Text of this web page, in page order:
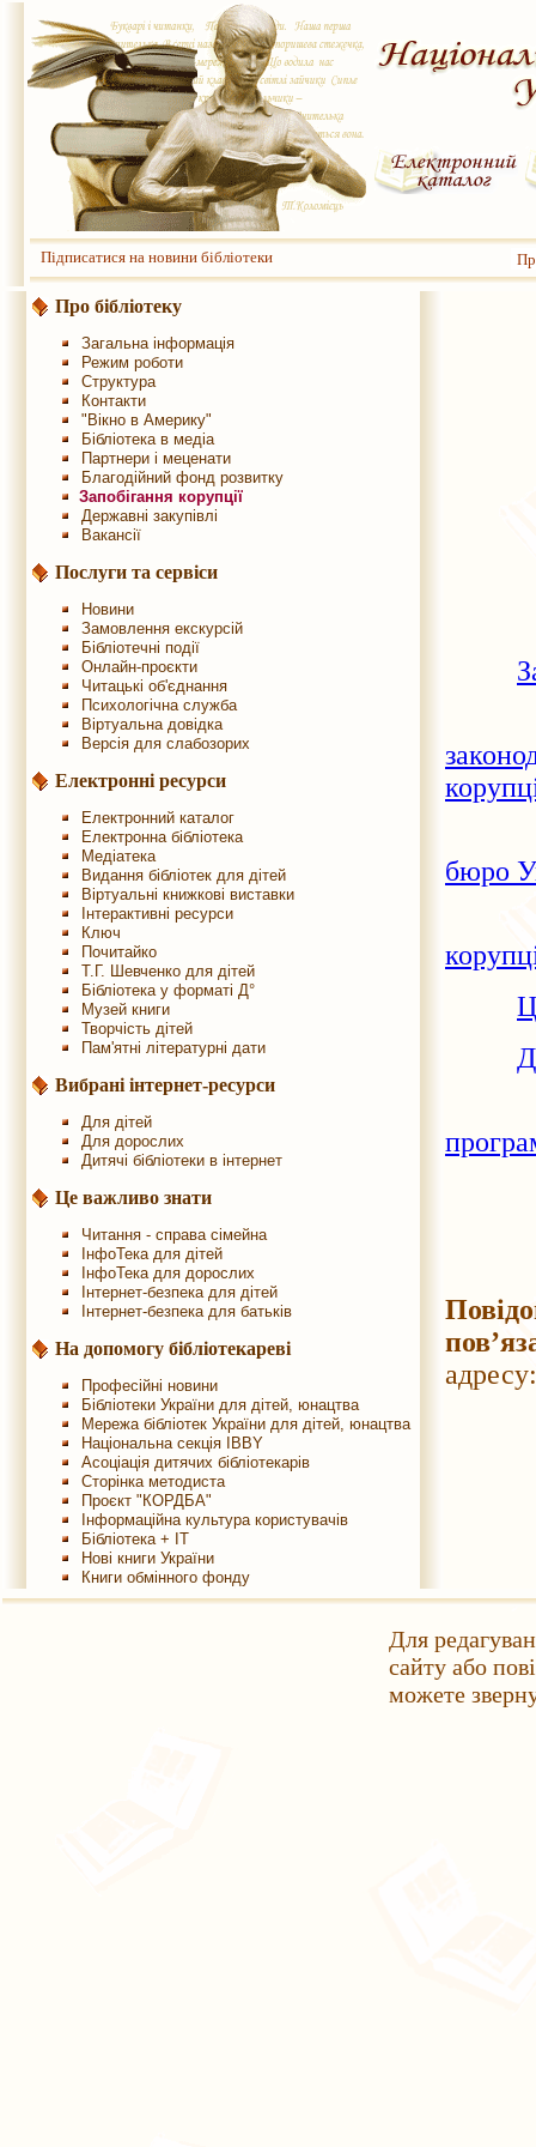
Підписатися на новини бібліотеки
Про бібліотеку
Загальна інформація
Режим роботи
Структура
Контакти
"Вікно в Америку"
Бібліотека в медіа
Партнери і меценати
Благодійний фонд розвитку
Запобігання корупції
Державні закупівлі
Вакансії
Послуги та сервіси
Новини
Замовлення екскурсій
Бібліотечні події
Онлайн-проєкти
Читацькі об'єднання
Психологічна служба
Віртуальна довідка
Версія для слабозорих
Електронні ресурси
Електронний каталог
Електронна бібліотека
Медіатека
Видання бібліотек для дітей
Віртуальні книжкові виставки
Інтерактивні ресурси
Ключ
Почитайко
Т.Г. Шевченко для дітей
Бібліотека у форматі Д°
Музей книги
Творчість дітей
Пам'ятні літературні дати
Вибрані інтернет-ресурси
Для дітей
Для дорослих
Дитячі бібліотеки в інтернет
Це важливо знати
Читання - справа сімейна
ІнфоТека для дітей
ІнфоТека для дорослих
Інтернет-безпека для дітей
Інтернет-безпека для батьків
На допомогу бібліотекареві
Професійні новини
Бібліотеки України для дітей, юнацтва
Мережа бібліотек України для дітей, юнацтва
Національна секція IBBY
Асоціація дитячих бібліотекарів
Сторінка методиста
Проєкт "КОРДБА"
Інформаційна культура користувачів
Бібліотека + IT
Нові книги України
Книги обмінного фонду
бюро
Для
сайту або
можете